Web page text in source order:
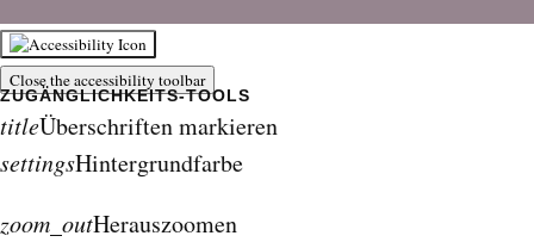
Close the accessibility toolbar
titleÜberschriften markieren
settingsHintergrundfarbe
zoom_outHerauszoomen